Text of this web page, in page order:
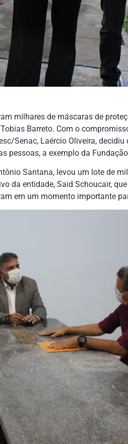
milhares de máscaras de
Barreto. Com o
Senac, Laércio Oliveira, decidiu
pessoas, a exemplo da Fundação
Santana, levou um lote de
da entidade, Said Schoucair,
em um momento importante